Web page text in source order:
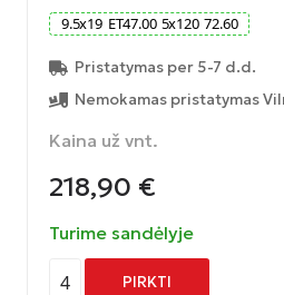
9.5x19 ET47.00 5x120 72.60
Pristatymas per 5-7 d.d.
Nemokamas pristatymas
Kaina už vnt.
218,90 €
Turime sandėlyje
4 PIRKTI